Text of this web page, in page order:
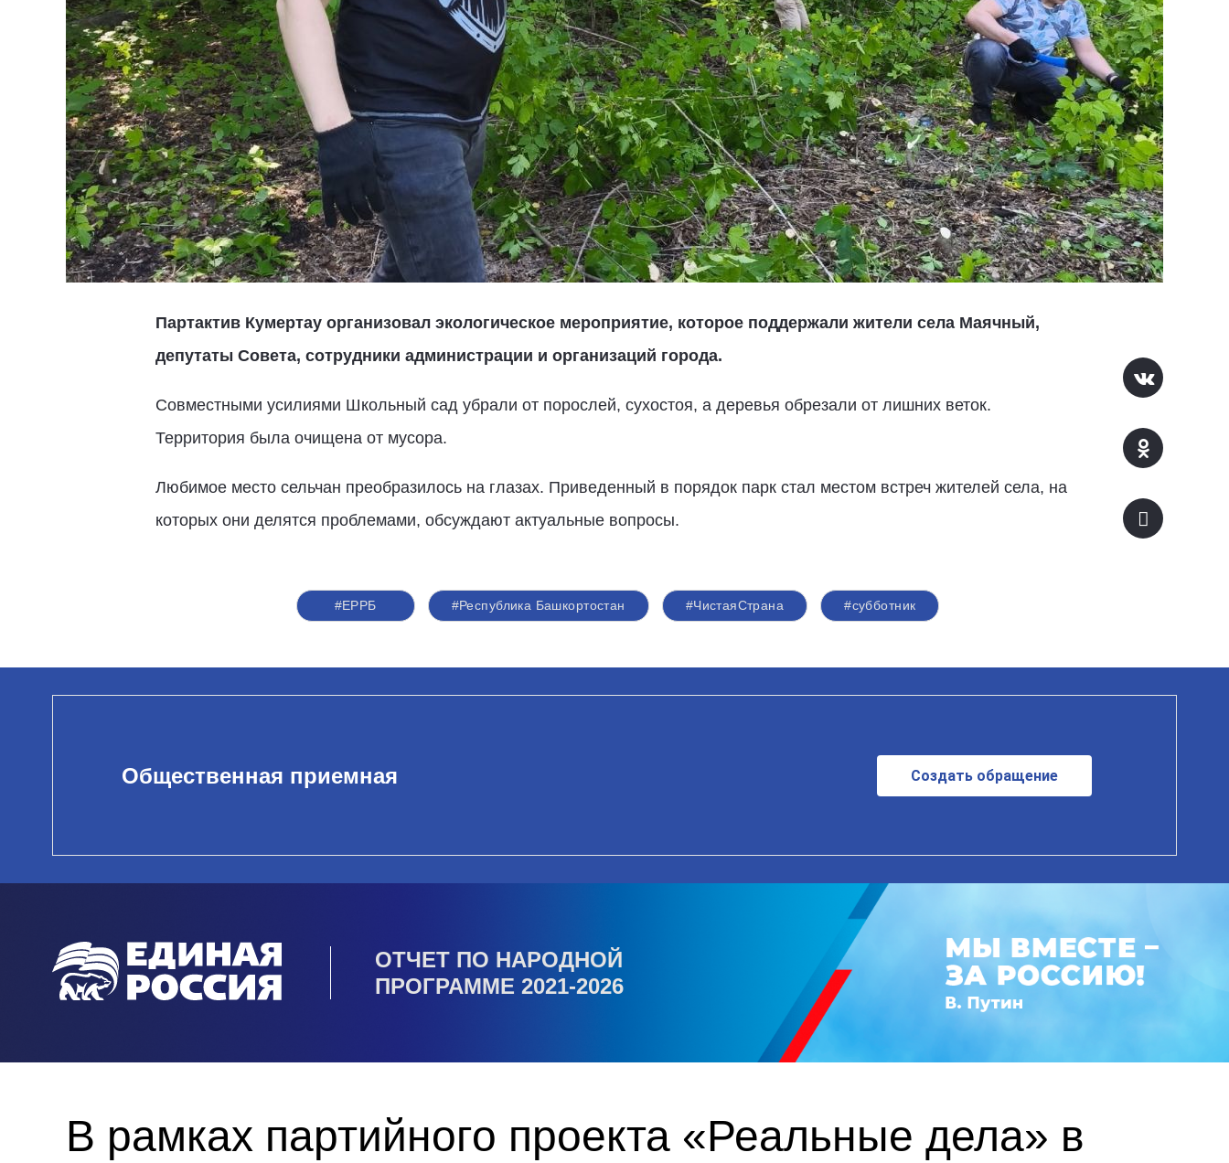
Партактив Кумертау организовал экологическое мероприятие, которое поддержали жители села Маячный,
депутаты Совета, сотрудники администрации и организаций города.
Совместными усилиями Школьный сад убрали от порослей, сухостоя, а деревья обрезали от лишних веток.
Территория была очищена от мусора.
Любимое место сельчан преобразилось на глазах. Приведенный в порядок парк стал местом встреч жителей села, на
которых они делятся проблемами, обсуждают актуальные вопросы.
#ЕРРБ #Республика Башкортостан #ЧистаяСтрана #субботник
Общественная приемная Создать обращение
ОТЧЕТ ПО НАРОДНОЙ
ПРОГРАММЕ 2021-2026
В рамках партийного проекта «Реальные дела» в